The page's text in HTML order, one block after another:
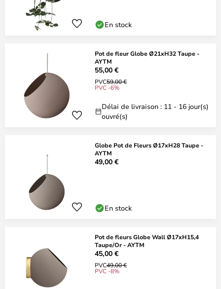
En stock
Pot de fleur Globe Ø21xH32 Taupe -
AYTM
55,00 €
PVC59,00 €
PVC -6%
Délai de livraison : 11 - 16 jour(s)
ouvré(s)
Globe Pot de Fleurs Ø17xH28 Taupe -
AYTM
49,00 €
En stock
Pot de fleurs Globe Wall Ø17xH15,4
Taupe/Or - AYTM
45,00 €
PVC49,00 €
PVC -8%